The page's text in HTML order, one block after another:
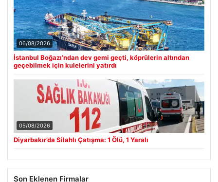
06/08/2026
İstanbul Boğazı’ndan dev gemi geçti, köprülerin altından
geçebilmek için kulelerini yatırdı
05/08/2026
Diyarbakır’da Silahlı Çatışma: 1 Ölü, 1 Yaralı
Son Eklenen Firmalar